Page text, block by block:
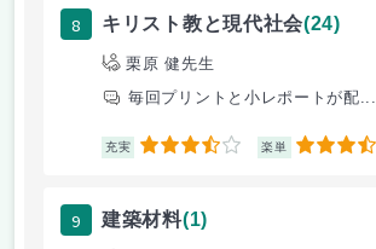
8 キリスト教と現代社会(24)
栗原 健先生
毎回プリントと小レポートが配...
充実 3.5 楽単 3.5
9 建築材料(1)